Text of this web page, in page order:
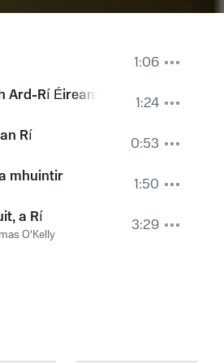
1:06
Ard-Rí Éireann áigh
1:24
Rí
0:53
mhuintir
1:50
a Rí
O'Kelly 3:29